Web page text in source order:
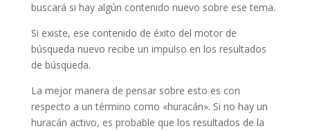
buscará si hay algún contenido nuevo sobre ese tema.
Si existe, ese contenido de éxito del motor de
búsqueda nuevo recibe un impulso en los resultados
de búsqueda.
La mejor manera de pensar sobre esto es con
respecto a un término como «huracán». Si no hay un
huracán activo, es probable que los resultados de la